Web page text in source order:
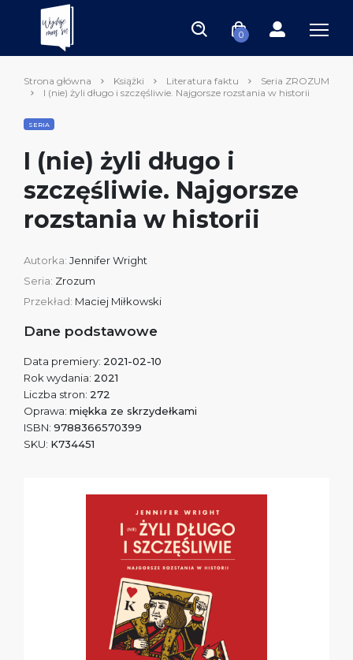
0
Strona główna Książki Literatura faktu
Seria ZROZUM
I (nie) żyli długo i szczęśliwie. Najgorsze rozstania w historii
SERIA
I (nie) żyli długo i
szczęśliwie. Najgorsze
rozstania w historii
Autorka: Jennifer Wright
Seria: Zrozum
Przekład: Maciej Miłkowski
Dane podstawowe
Data premiery: 2021-02-10
Rok wydania: 2021
Liczba stron: 272
Oprawa: miękka ze skrzydełkami
ISBN: 9788366570399
SKU: K734451